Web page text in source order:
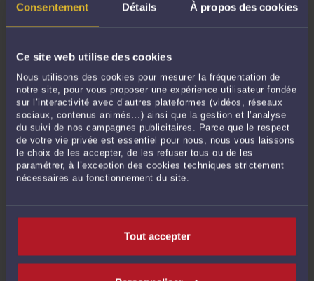
Consentement Détails À propos des cookies
Ce site web utilise des cookies
Nous utilisons des cookies pour mesurer la fréquentation de
notre site, pour vous proposer une expérience utilisateur fondée
sur l’interactivité avec d’autres plateformes (vidéos, réseaux
sociaux, contenus animés…) ainsi que la gestion et l’analyse
du suivi de nos campagnes publicitaires. Parce que le respect
de votre vie privée est essentiel pour nous, nous vous laissons
le choix de les accepter, de les refuser tous ou de les
paramétrer, à l’exception des cookies techniques strictement
nécessaires au fonctionnement du site.
Tout accepter
PEUT-ON FAIRE TRAVAILLER UN MINEUR ?
ParPauline BARANDEle 02/06/2017
En principe, une personne ne peut pas travailler en France avant l’âge de 16 ans.
Il existe toutefois des exceptions. Avant l’âge de 14 ans, il est uniquement
possible de travailler dans une entreprise de spectacles ou en tant que
mannequin avec une autorisation administrative (Article L7124-1 du Code du
travail). A partir de 14 ans, ...Lire la suite >